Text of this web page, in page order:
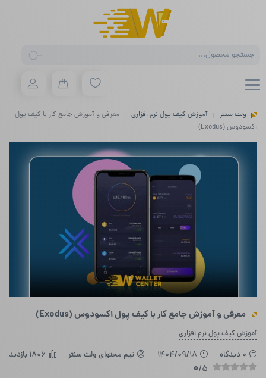
search
ولت سنتر آموزش کیف پول نرم افزاری
معرفی و آموزش جامع کار با کیف پول
اکسودوس (Exodus)
معرفی و آموزش جامع کار با کیف پول اکسودوس (Exodus)
آموزش کیف پول نرم افزاری
0 دیدگاه 1404/09/18 تیم محتوای ولت سنتر 1806 بازدید
0/5